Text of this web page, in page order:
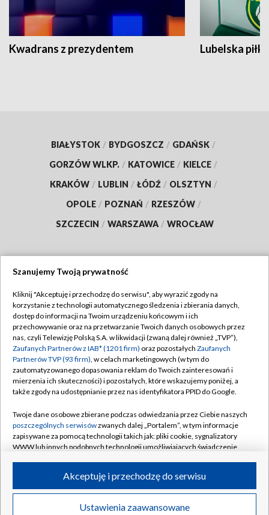
Kwadrans z prezydentem Lubelska piłka
BIAŁYSTOK / BYDGOSZCZ / GDAŃSK /
GORZÓW WLKP. / KATOWICE / KIELCE /
KRAKÓW / LUBLIN / ŁÓDŹ / OLSZTYN /
OPOLE / POZNAŃ / RZESZÓW /
SZCZECIN / WARSZAWA / WROCŁAW
TVP
Abonament TVP
Emisja w TVP
Centrum informacji TVP
Naziemna Telewizja Cyfrowa
Rada Programowa
System NOS
Informacje o nadawcy
Program dla prasy
Regulamin TVP
Polityka prywatności
Moje zgody
Pomoc
Kontakt
Kanały
©2026 Telewizja Polska S.A. w likwidacji
Szanujemy Twoją prywatność
Kliknij "Akceptuję i przechodzę do serwisu", aby wyrazić zgody na
korzystanie z technologii automatycznego śledzenia i zbierania danych,
dostęp do informacji na Twoim urządzeniu końcowym i ich
przechowywanie oraz na przetwarzanie Twoich danych osobowych przez
nas, czyli Telewizję Polską S.A. w likwidacji (zwaną dalej również „TVP”),
Zaufanych Partnerów z IAB* (1201 firm) oraz pozostałych Zaufanych
Partnerów TVP (93 firm), w celach marketingowych (w tym do
zautomatyzowanego dopasowania reklam do Twoich zainteresowań i
mierzenia ich skuteczności) i pozostałych, które wskazujemy poniżej, a
także zgody na udostępnianie przez nas identyfikatora PPID do Google.
Twoje dane osobowe zbierane podczas odwiedzania przez Ciebie naszych
poszczególnych serwisówzwanych dalej „Portalem”, w tym informacje
zapisywane za pomocą technologii takich jak: pliki cookie, sygnalizatory
WWW lub innych podobnych technologii umożliwiających świadczenie
ruchu w Internecie.
Twoje dane osobowe zbierane podczas odwiedzania przez Ciebie
poszczególnych serwisówna Portalu, takie jak adresy IP, identyfikatory
Ustawienia zaawansowane
Akceptuję i przechodzę do serwisu